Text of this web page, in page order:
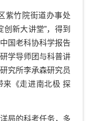
紫竹院街道办事处
创新大讲堂”，得到
国老科协科学报告
学导师团与科普讲
究所李承森研究员
来《走进南北极 探
局的科考任务，多